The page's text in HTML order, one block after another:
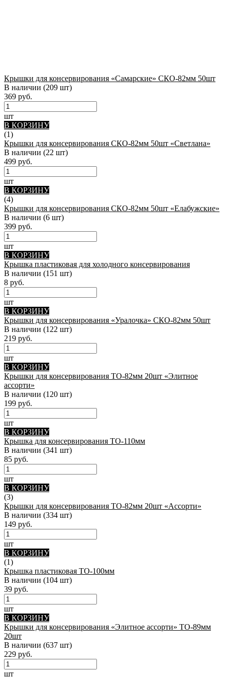
Крышки для консервирования «Самарские» СКО-82мм 50шт
В наличии (209 шт)
369 руб.
шт
В КОРЗИНУ
(1)
Крышки для консервирования СКО-82мм 50шт «Светлана»
В наличии (22 шт)
499 руб.
шт
В КОРЗИНУ
(4)
Крышки для консервирования СКО-82мм 50шт «Елабужские»
В наличии (6 шт)
399 руб.
шт
В КОРЗИНУ
Крышка пластиковая для холодного консервирования
В наличии (151 шт)
8 руб.
шт
В КОРЗИНУ
Крышки для консервирования «Уралочка» СКО-82мм 50шт
В наличии (122 шт)
219 руб.
шт
В КОРЗИНУ
Крышки для консервирования ТО-82мм 20шт «Элитное
ассорти»
В наличии (120 шт)
199 руб.
шт
В КОРЗИНУ
Крышка для консервирования ТО-110мм
В наличии (341 шт)
85 руб.
шт
В КОРЗИНУ
(3)
Крышки для консервирования ТО-82мм 20шт «Ассорти»
В наличии (334 шт)
149 руб.
шт
В КОРЗИНУ
(1)
Крышка пластиковая ТО-100мм
В наличии (104 шт)
39 руб.
шт
В КОРЗИНУ
Крышки для консервирования «Элитное ассорти» ТО-89мм
20шт
В наличии (637 шт)
229 руб.
шт